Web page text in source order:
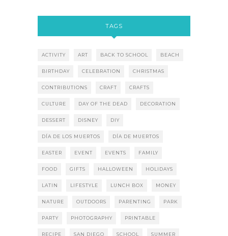
TAGS
ACTIVITY ART BACK TO SCHOOL BEACH
BIRTHDAY CELEBRATION CHRISTMAS
CONTRIBUTIONS CRAFT CRAFTS
CULTURE DAY OF THE DEAD DECORATION
DESSERT DISNEY DIY
DÍA DE LOS MUERTOS DÍA DE MUERTOS
EASTER EVENT EVENTS FAMILY
FOOD GIFTS HALLOWEEN HOLIDAYS
LATIN LIFESTYLE LUNCH BOX MONEY
NATURE OUTDOORS PARENTING PARK
PARTY PHOTOGRAPHY PRINTABLE
RECIPE SAN DIEGO SCHOOL SUMMER